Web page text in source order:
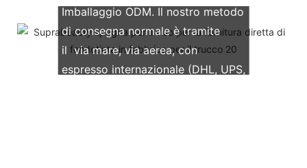
Imballaggio ODM. Il nostro metodo
di consegna normale è tramite
il via mare, via aerea, con
espresso internazionale (DHL, UPS,